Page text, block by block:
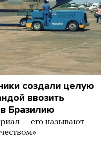
создали целую
ввозить
Бразилию
— его называют